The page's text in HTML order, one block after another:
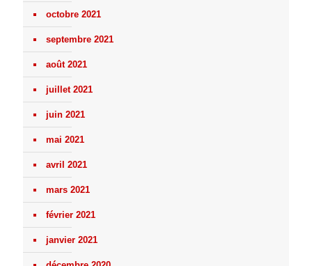
octobre 2021
septembre 2021
août 2021
juillet 2021
juin 2021
mai 2021
avril 2021
mars 2021
février 2021
janvier 2021